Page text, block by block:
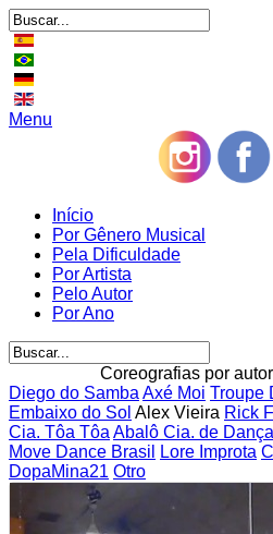
Menu
Início
Por Gênero Musical
Pela Dificuldade
Por Artista
Pelo Autor
Por Ano
Coreografias por
Diego do Samba Axé Moi Troupe
Embaixo do Sol Alex Vieira Rick
Cia. Tôa Tôa Abalô Cia. de Dança
Move Dance Brasil
Lore Improta
DopaMina21 Otro